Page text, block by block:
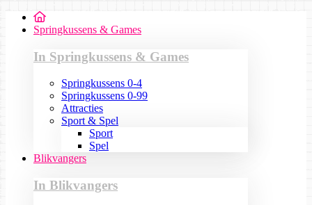
Springkussens & Games
In Springkussens & Games
Springkussens 0-4
Springkussens 0-99
Attracties
Sport & Spel
Sport
Spel
Blikvangers
In Blikvangers